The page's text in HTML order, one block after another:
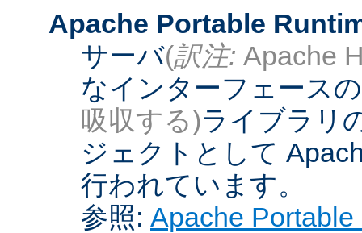
Apache Portable
サーバ(訳注: Apache
なインターフェース
吸収する)ライブラリ
ジェクトとして
行われています。
参照: Apache